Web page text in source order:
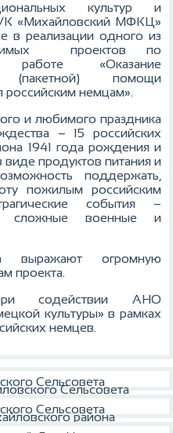
культур и
«Михайловский МФКЦ»
в реализации одного из
проектов по
работе «Оказание
(пакетной) помощи
немцам».
и любимого праздника
– 15 российских
1941 года рождения и
продуктов питания и
поддержать,
пожилым российским
события –
сложные военные и
выражают огромную
проекта.
содействии АНО
культуры» в рамках
немцев.
Сельсовета
района